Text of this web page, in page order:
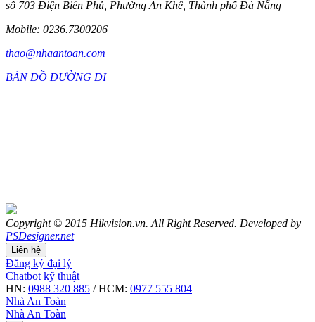
số 703 Điện Biên Phủ, Phường An Khê, Thành phố Đà Nẵng
Mobile: 0236.7300206
thao@nhaantoan.com
BẢN ĐỒ ĐƯỜNG ĐI
Copyright © 2015 Hikvision.vn. All Right Reserved. Developed by
PSDesigner.net
Liên hệ
Đăng ký đại lý
Chatbot kỹ thuật
HN: 0988 320 885 / HCM: 0977 555 804
Nhà An Toàn
Nhà An Toàn